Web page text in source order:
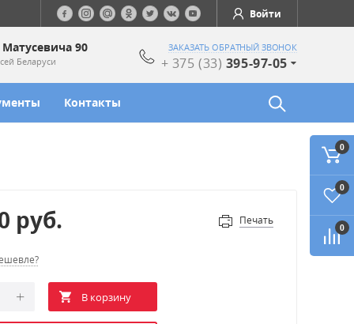
Войти
90
Беларуси
ЗАКАЗАТЬ ОБРАТНЫЙ ЗВОНОК
+ 375 (33) 395-97-05
Контакты
Печать
руб.
0
0
0